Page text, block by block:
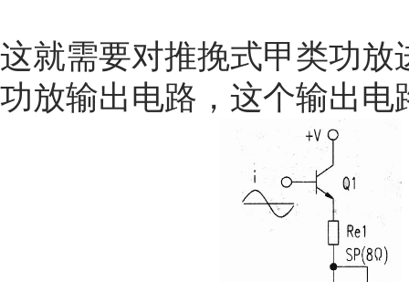
这就需要对推挽式甲类功
功放输出电路，这个输出电